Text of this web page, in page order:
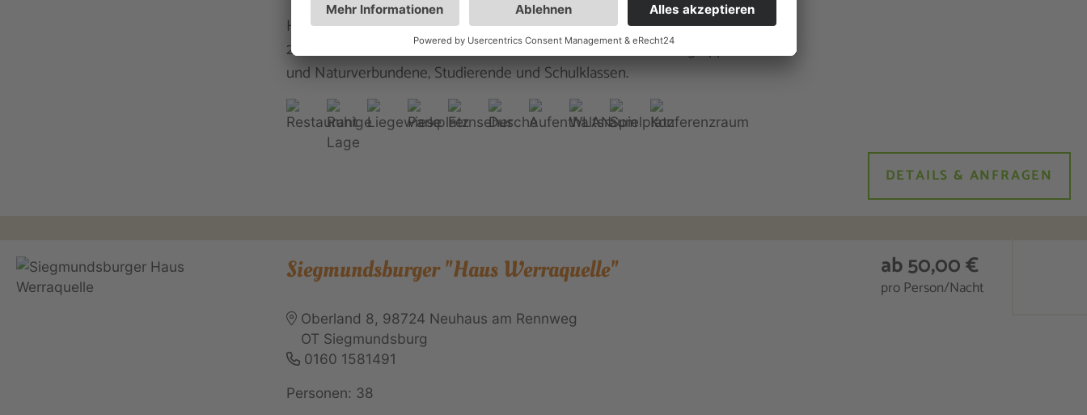
Herrliches Domizil in Siegmundsburg direkt am Rennsteig mit 18 Gästezimmern,
2 Seminarräumen, Restaurant, Sauna usw. für Familien, Wandergruppen, Vereine
und Naturverbundene, Studierende und Schulklassen.
DETAILS & ANFRAGEN
Siegmundsburger "Haus Werraquelle"
Oberland 8, 98724 Neuhaus am Rennweg
OT Siegmundsburg
0160 1581491
Personen: 38
ab 50,00 €
pro Person/Nacht